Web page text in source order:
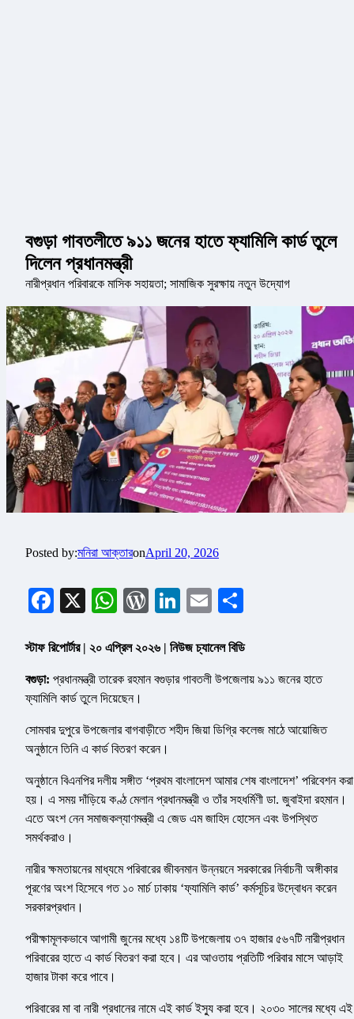
বগুড়া গাবতলীতে ৯১১ জনের হাতে ফ্যামিলি কার্ড তুলে
দিলেন প্রধানমন্ত্রী
নারীপ্রধান পরিবারকে মাসিক সহায়তা; সামাজিক সুরক্ষায় নতুন উদ্যোগ
Posted by:মনিরা আক্তারonApril 20, 2026
Facebook
X WhatsApp
WordPress
LinkedIn
Email
স্টাফ রিপোর্টার | ২০ এপ্রিল ২০২৬ | নিউজ চ্যানেল বিডি
বগুড়া: প্রধানমন্ত্রী তারেক রহমান বগুড়ার গাবতলী উপজেলায় ৯১১ জনের হাতে
ফ্যামিলি কার্ড তুলে দিয়েছেন।
সোমবার দুপুরে উপজেলার বাগবাড়ীতে শহীদ জিয়া ডিগ্রি কলেজ মাঠে আয়োজিত
অনুষ্ঠানে তিনি এ কার্ড বিতরণ করেন।
অনুষ্ঠানে বিএনপির দলীয় সঙ্গীত ‘প্রথম বাংলাদেশ আমার শেষ বাংলাদেশ’ পরিবেশন করা
হয়। এ সময় দাঁড়িয়ে কণ্ঠ মেলান প্রধানমন্ত্রী ও তাঁর সহধর্মিণী ডা. জুবাইদা রহমান।
এতে অংশ নেন সমাজকল্যাণমন্ত্রী এ জেড এম জাহিদ হোসেন এবং উপস্থিত
সমর্থকরাও।
নারীর ক্ষমতায়নের মাধ্যমে পরিবারের জীবনমান উন্নয়নে সরকারের নির্বাচনী অঙ্গীকার
পূরণের অংশ হিসেবে গত ১০ মার্চ ঢাকায় ‘ফ্যামিলি কার্ড’ কর্মসূচির উদ্বোধন করেন
সরকারপ্রধান।
পরীক্ষামূলকভাবে আগামী জুনের মধ্যে ১৪টি উপজেলায় ৩৭ হাজার ৫৬৭টি নারীপ্রধান
পরিবারের হাতে এ কার্ড বিতরণ করা হবে। এর আওতায় প্রতিটি পরিবার মাসে আড়াই
হাজার টাকা করে পাবে।
পরিবারের মা বা নারী প্রধানের নামে এই কার্ড ইস্যু করা হবে। ২০৩০ সালের মধ্যে এই